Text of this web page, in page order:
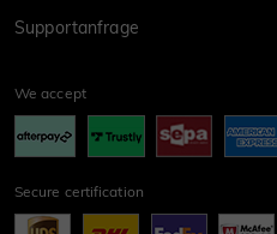
Supportanfrage
We accept
Secure certification